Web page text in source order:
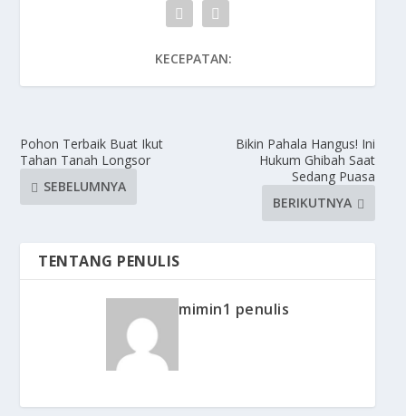
KECEPATAN:
Pohon Terbaik Buat Ikut
Tahan Tanah Longsor
SEBELUMNYA
Bikin Pahala Hangus! Ini
Hukum Ghibah Saat
Sedang Puasa
BERIKUTNYA
TENTANG PENULIS
mimin1 penulis